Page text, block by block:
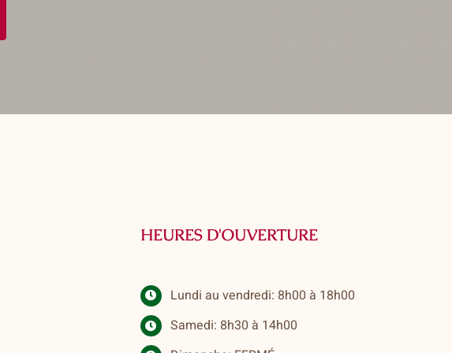
HEURES D'OUVERTURE
Lundi au vendredi: 8h00 à 18h00
Samedi: 8h30 à 14h00